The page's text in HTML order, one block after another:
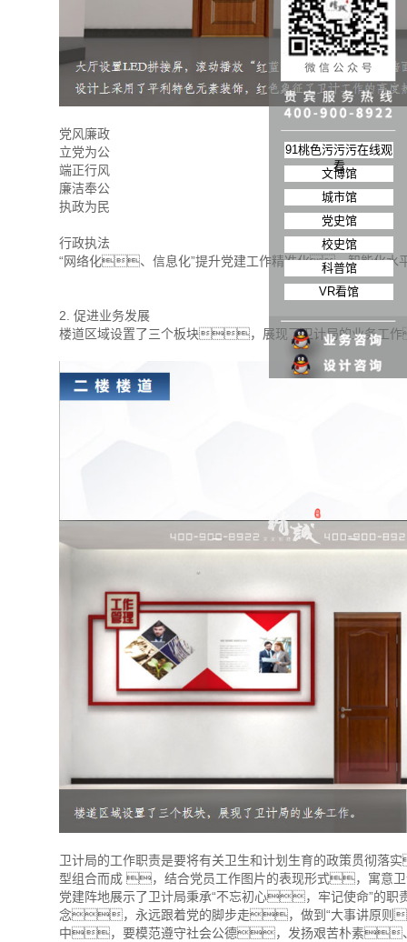
党风廉政
立党为公
端正行风
廉洁奉公
执政为民
行政执法
“网络化、信息化”提升党建工作精准化、智能化水
2. 促进业务发展
楼道区域设置了三个板块，展现了卫计局的业务
卫计局的工作职责是要将有关卫生和计划生育的政策贯彻
型组合而成 ，结合党员工作图片的表现形式，寓
党建阵地展示了卫计局秉承“不忘初心，牢记使命”的
念，永远跟着党的脚步走，做到“大事讲原
中，要模范遵守社会公德，发扬艰苦朴素
91桃色污污污在线观
看
文博馆
城市馆
党史馆
校史馆
科普馆
VR看馆